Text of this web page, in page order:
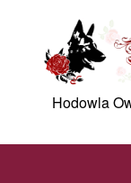
Hodowla